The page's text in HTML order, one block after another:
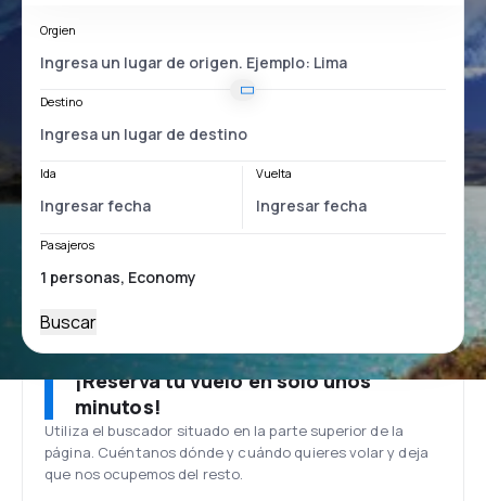
Orgien
Destino
Ida Vuelta
Pasajeros
Buscar
¡Reserva tu vuelo en solo unos
minutos!
Utiliza el buscador situado en la parte superior de la
página. Cuéntanos dónde y cuándo quieres volar y deja
que nos ocupemos del resto.